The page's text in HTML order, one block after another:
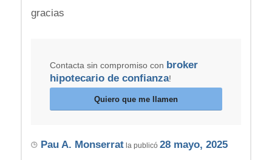
gracias
Contacta sin compromiso con broker
hipotecario de confianza!
Quiero que me llamen
Pau A. Monserratla publicó 28 mayo, 2025